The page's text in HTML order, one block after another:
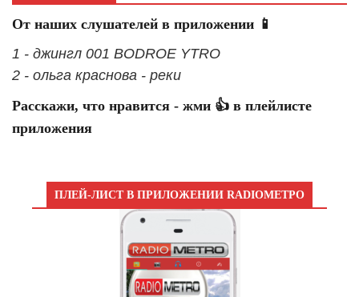
От наших слушателей в приложении 📱
1 - джингл 001 BODROE YTRO
2 - ольга краснова - реки
Расскажи, что нравится - жми 👍 в плейлисте
приложения
ПЛЕЙ-ЛИСТ В ПРИЛОЖЕНИИ RADIOМЕТРО